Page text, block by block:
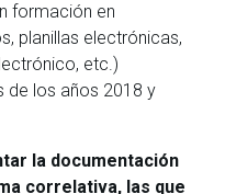
formación en
planillas electrónicas,
etc.)
de los años 2018 y
la documentación
correlativa, las que